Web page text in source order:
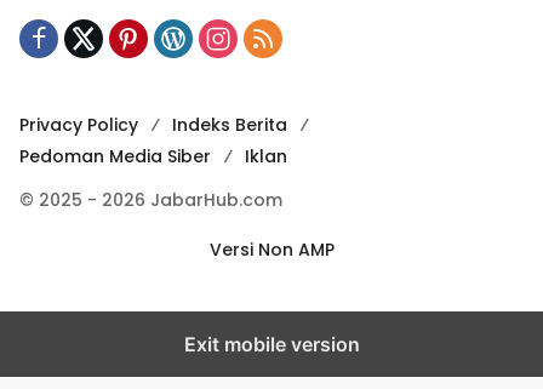
Privacy Policy
Indeks Berita
Pedoman Media Siber
Iklan
© 2025 - 2026 JabarHub.com
Versi Non AMP
Exit mobile version